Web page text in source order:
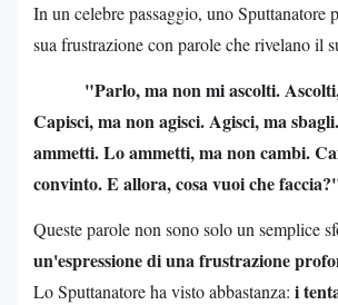
In un celebre passaggio, uno Sputtanatore
sua frustrazione con parole che rivelano il
"Parlo, ma non mi ascolti.
Capisci, ma non agisci. Agisci, ma
ammetti. Lo ammetti, ma non cambi.
convinto. E allora, cosa vuoi che
Queste parole non sono solo un semplice
un'espressione di una frustrazione
Lo Sputtanatore ha visto abbastanza: i